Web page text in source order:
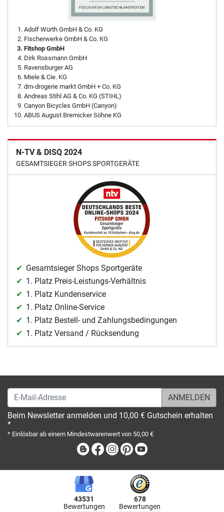
Adolf Würth GmbH & Co. KG
Fischerwerke GmbH & Co. KG
Fitshop GmbH
Dirk Rossmann GmbH
Ravensburger AG
Miele & Cie. KG
dm-drogerie markt GmbH + Co. KG
Andreas Stihl AG & Co. KG (STIHL)
Canyon Bicycles GmbH (Canyon)
ABUS August Bremicker Söhne KG
N-TV & DISQ 2024
GESAMTSIEGER SHOPS SPORTGERÄTE
Gesamtsieger Shops Sportgeräte
1. Platz Preis-Leistungs-Verhältnis
1. Platz Kundenservice
1. Platz Online-Service
1. Platz Bestell- und Zahlungsbedingungen
1. Platz Versand / Rücksendung
E-Mail-Adresse
Beim Newsletter anmelden und 10,00 € Gutschein erhalten
*
* Einlösbar ab einem Mindestwarenwert von 50,00 €
BlogFacebook
Instagram
Pinterest
43531
Bewertungen
678
Bewertungen